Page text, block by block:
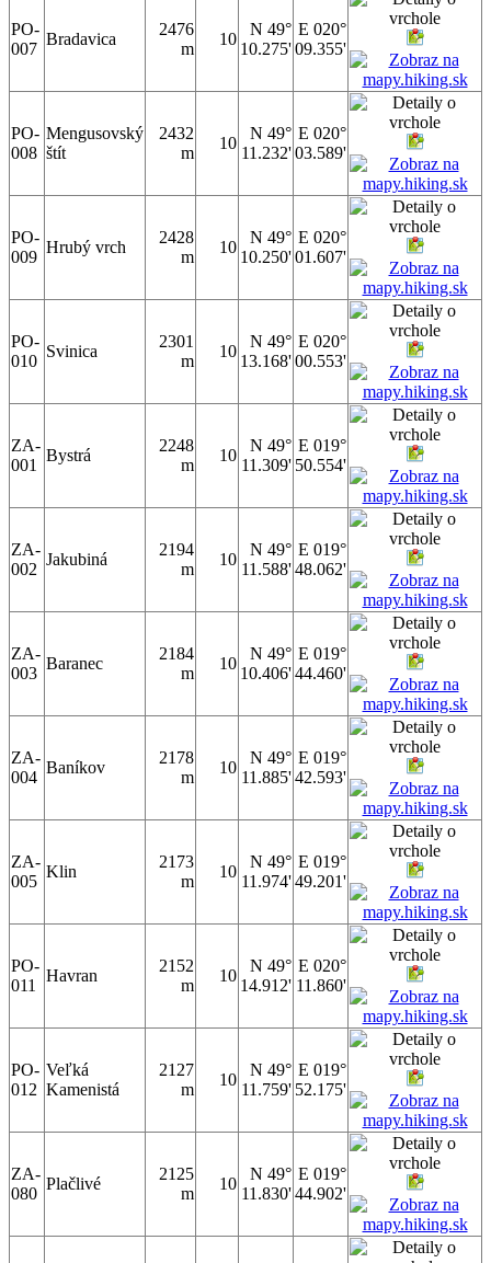
PO-
007
Bradavica
2476
m
10
N 49°
10.275'
E 020°
09.355'
PO-
008
Mengusovský
štít
2432
m
10
N 49°
11.232'
E 020°
03.589'
PO-
009
Hrubý vrch
2428
m
10
N 49°
10.250'
E 020°
01.607'
PO-
010
Svinica
2301
m
10
N 49°
13.168'
E 020°
00.553'
ZA-
001
Bystrá
2248
m
10
N 49°
11.309'
E 019°
50.554'
ZA-
002
Jakubiná
2194
m
10
N 49°
11.588'
E 019°
48.062'
ZA-
003
Baranec
2184
m
10
N 49°
10.406'
E 019°
44.460'
ZA-
004
Baníkov
2178
m
10
N 49°
11.885'
E 019°
42.593'
ZA-
005
Klin
2173
m
10
N 49°
11.974'
E 019°
49.201'
PO-
011
Havran
2152
m
10
N 49°
14.912'
E 020°
11.860'
PO-
012
Veľká
Kamenistá
2127
m
10
N 49°
11.759'
E 019°
52.175'
ZA-
080
Plačlivé
2125
m
10
N 49°
11.830'
E 019°
44.902'